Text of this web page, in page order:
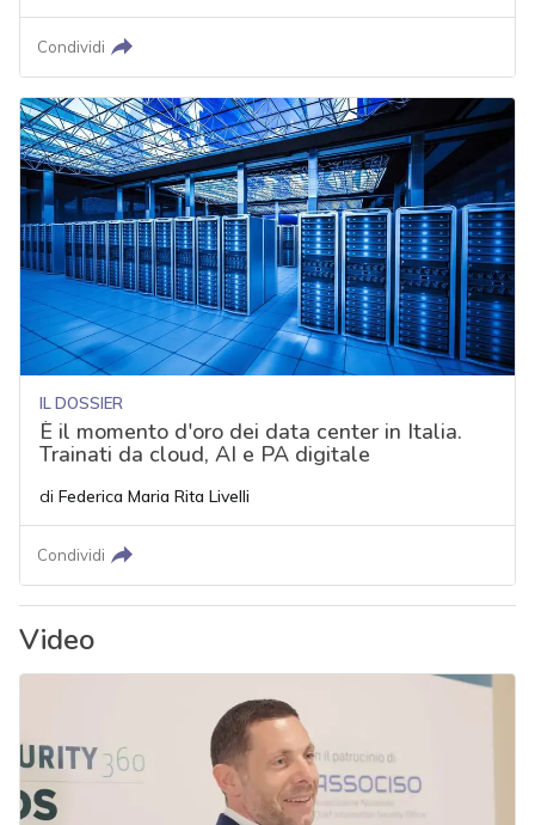
Condividi
IL DOSSIER
È il momento d'oro dei data center in Italia.
Trainati da cloud, AI e PA digitale
di Federica Maria Rita Livelli
Condividi
Video